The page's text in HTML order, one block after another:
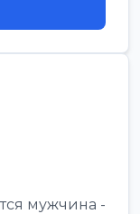
мужчина -